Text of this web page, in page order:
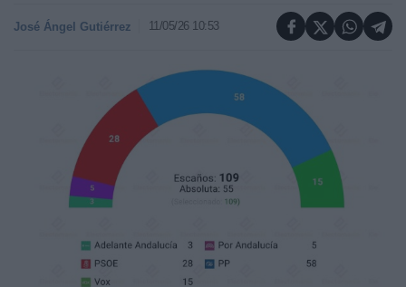
José Ángel Gutiérrez 11/05/26 10:53